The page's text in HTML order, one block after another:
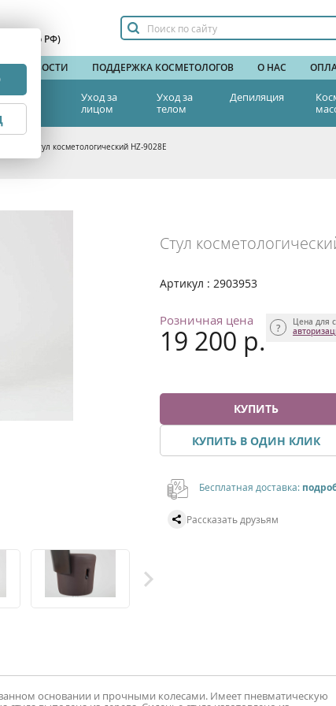
по РФ)
НОВОСТИ ПОДДЕРЖКА КОСМЕТОЛОГОВ О НАС
Уход за
лицом
Уход за
телом
Депиляция
Стул косметологический HZ-9028E
Стул
Артикул : 2903953
Розничная цена
19 200 р.
Цена для
КУПИТЬ
КУПИТЬ В ОДИН КЛИК
Бесплатная доставка:
Рассказать друзьям
основании и прочными колесами. Имеет пневматическую